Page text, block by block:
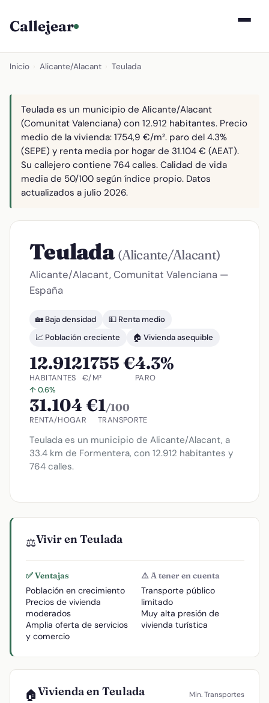
Callejear
Inicio Alicante/Alacant Teulada
Teulada es un municipio de Alicante/Alacant
(Comunitat Valenciana) con 12.912 habitantes. Precio
medio de la vivienda: 1754,9 €/m². paro del 4.3%
(SEPE) y renta media por hogar de 31.104 € (AEAT).
Su callejero contiene 764 calles. Calidad de vida
media de 50/100 según índice propio. Datos
actualizados a julio 2026.
Teulada (Alicante/Alacant)
Alicante/Alacant, Comunitat Valenciana —
España
🏡 Baja densidad
💵 Renta medio
📈 Población creciente
🏠 Vivienda asequible
12.912
HABITANTES
↑ 0.6%
1755 €
€/M²
4.3%
PARO
31.104 €
RENTA/HOGAR
1/100
TRANSPORTE
Teulada es un municipio de Alicante/Alacant, a
33.4 km de Formentera, con 12.912 habitantes y
764 calles.
⚖️Vivir en Teulada
✅ Ventajas
Población en crecimiento
Precios de vivienda
moderados
Amplia oferta de servicios
y comercio
⚠️ A tener en cuenta
Transporte público
limitado
Muy alta presión de
vivienda turística
🏠Vivienda en Teulada Min. Transportes